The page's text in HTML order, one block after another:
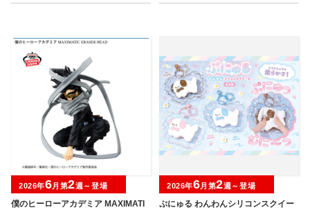
僕のヒーローアカデミア MAXIMATI
2026年6月第2週～登場
ぷにゅる わんわんシリコンスクイー
2026年6月第2週～登場